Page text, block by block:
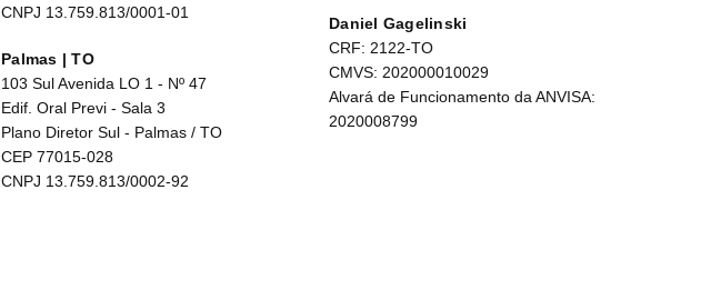
CNPJ 13.759.813/0001-01
Palmas | TO
103 Sul Avenida LO 1 - Nº 47
Edif. Oral Previ - Sala 3
Plano Diretor Sul - Palmas / TO
CEP 77015-028
CNPJ 13.759.813/0002-92
Daniel Gagelinski
CRF: 2122-TO
CMVS: 202000010029
Alvará de Funcionamento da ANVISA:
2020008799